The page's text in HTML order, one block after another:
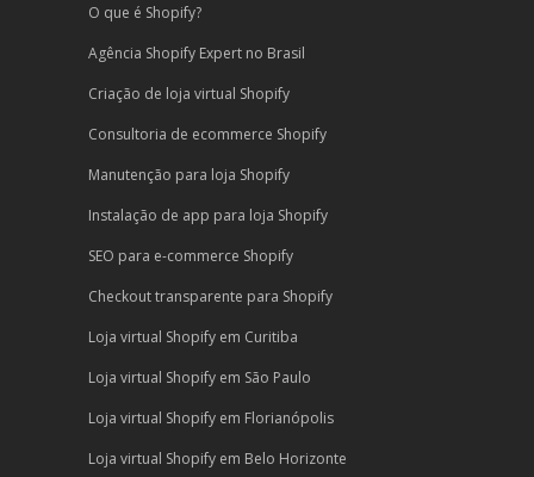
O que é Shopify?
Agência Shopify Expert no Brasil
Criação de loja virtual Shopify
Consultoria de ecommerce Shopify
Manutenção para loja Shopify
Instalação de app para loja Shopify
SEO para e-commerce Shopify
Checkout transparente para Shopify
Loja virtual Shopify em Curitiba
Loja virtual Shopify em São Paulo
Loja virtual Shopify em Florianópolis
Loja virtual Shopify em Belo Horizonte